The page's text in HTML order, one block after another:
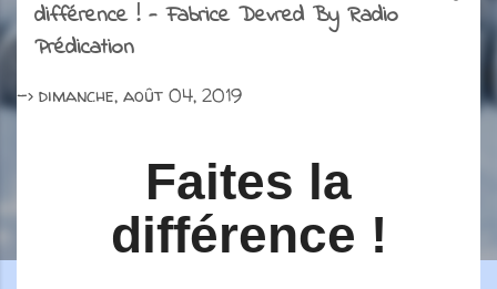
différence ! - Fabrice Devred By Radio
Prédication
-> dimanche, août 04, 2019
Faites la
différence !